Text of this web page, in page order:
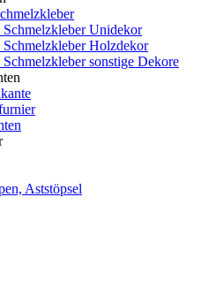
Schmelzkleber Unidekor
Schmelzkleber Holzdekor
Schmelzkleber sonstige Dekore
Aststöpsel